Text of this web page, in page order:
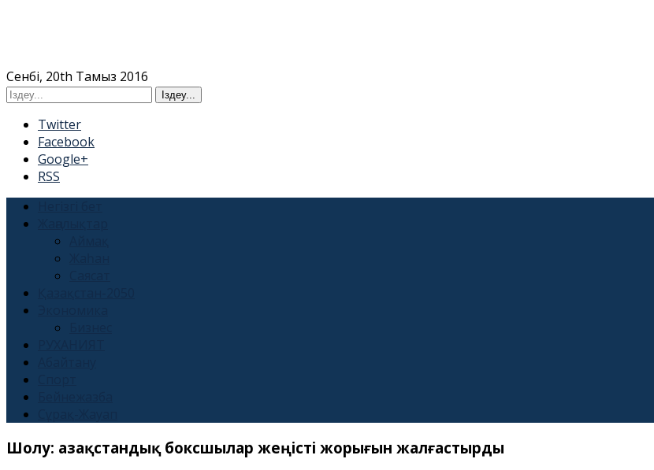
Сенбі, 20th Тамыз 2016
Twitter
Facebook
Google+
RSS
Шолу: Қазақстандық боксшылар жеңісті жорығын жалғастырды